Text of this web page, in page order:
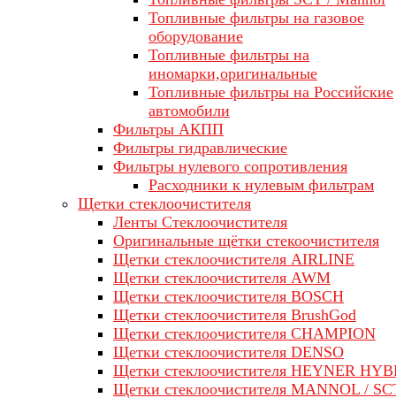
Топливные фильтры на газовое
оборудование
Топливные фильтры на
иномарки,оригинальные
Топливные фильтры на Российские
автомобили
Фильтры АКПП
Фильтры гидравлические
Фильтры нулевого сопротивления
Расходники к нулевым фильтрам
Щетки стеклоочистителя
Ленты Стеклоочистителя
Оригинальные щётки стекоочистителя
Щетки стеклоочистителя AIRLINE
Щетки стеклоочистителя AWM
Щетки стеклоочистителя BOSCH
Щетки стеклоочистителя BrushGod
Щетки стеклоочистителя CHAMPION
Щетки стеклоочистителя DENSO
Щетки стеклоочистителя HEYNER
Щетки стеклоочистителя MANNOL /